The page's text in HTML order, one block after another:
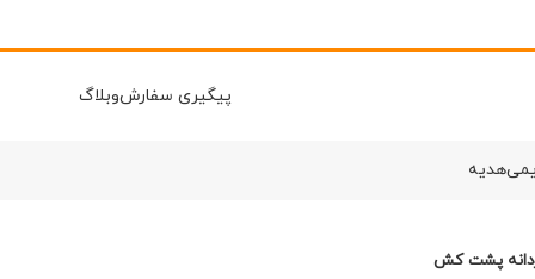
پیگیری سفارشوبلاگ
هدیه
پشت کش